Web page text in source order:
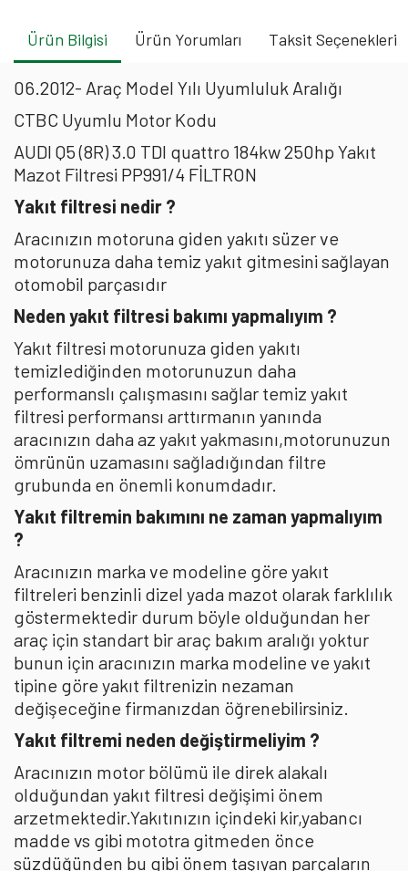
Ürün Bilgisi Ürün Yorumları Taksit Seçenekleri
06.2012- Araç Model Yılı Uyumluluk Aralığı
CTBC Uyumlu Motor Kodu
AUDI Q5 (8R) 3.0 TDI quattro 184kw 250hp Yakıt
Mazot Filtresi PP991/4 FİLTRON
Yakıt filtresi nedir ?
Aracınızın motoruna giden yakıtı süzer ve
motorunuza daha temiz yakıt gitmesini sağlayan
otomobil parçasıdır
Neden yakıt filtresi bakımı yapmalıyım ?
Yakıt filtresi motorunuza giden yakıtı
temizlediğinden motorunuzun daha
performanslı çalışmasını sağlar temiz yakıt
filtresi performansı arttırmanın yanında
aracınızın daha az yakıt yakmasını,motorunuzun
ömrünün uzamasını sağladığından filtre
grubunda en önemli konumdadır.
Yakıt filtremin bakımını ne zaman yapmalıyım
?
Aracınızın marka ve modeline göre yakıt
filtreleri benzinli dizel yada mazot olarak farklılık
göstermektedir durum böyle olduğundan her
araç için standart bir araç bakım aralığı yoktur
bunun için aracınızın marka modeline ve yakıt
tipine göre yakıt filtrenizin nezaman
değişeceğine firmanızdan öğrenebilirsiniz.
Yakıt filtremi neden değiştirmeliyim ?
Aracınızın motor bölümü ile direk alakalı
olduğundan yakıt filtresi değişimi önem
arzetmektedir.Yakıtınızın içindeki kir,yabancı
madde vs gibi mototra gitmeden önce
süzdüğünden bu gibi önem taşıyan parçaların